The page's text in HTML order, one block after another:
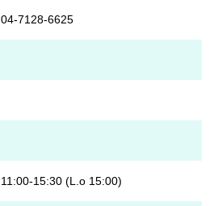
04-7128-6625
11:00-15:30 (L.o 15:00)